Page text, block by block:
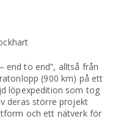
end to end”, alltså från
(900 km) på ett
löpexpedition som tog
deras större projekt
och ett nätverk för